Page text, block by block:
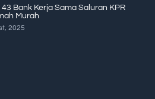
43 Bank Kerja Sama Saluran KPR
Murah
2025